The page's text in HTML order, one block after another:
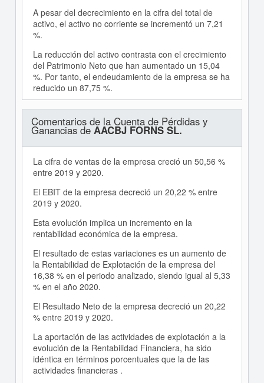
A pesar del decrecimiento en la cifra del total de
activo, el activo no corriente se incrementó un 7,21
%.
La reducción del activo contrasta con el crecimiento
del Patrimonio Neto que han aumentado un 15,04
%. Por tanto, el endeudamiento de la empresa se ha
reducido un 87,75 %.
Comentarios de la Cuenta de Pérdidas y
Ganancias deAACBJ FORNS SL.
La cifra de ventas de la empresa creció un 50,56 %
entre 2019 y 2020.
El EBIT de la empresa decreció un 20,22 % entre
2019 y 2020.
Esta evolución implica un incremento en la
rentabilidad económica de la empresa.
El resultado de estas variaciones es un aumento de
la Rentabilidad de Explotación de la empresa del
16,38 % en el periodo analizado, siendo igual al 5,33
% en el año 2020.
El Resultado Neto de la empresa decreció un 20,22
% entre 2019 y 2020.
La aportación de las actividades de explotación a la
evolución de la Rentabilidad Financiera, ha sido
idéntica en términos porcentuales que la de las
actividades financieras .